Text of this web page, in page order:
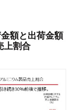
額と出荷金額
上割合